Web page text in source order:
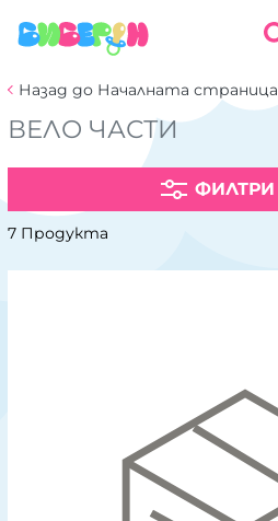
Назад до Началната страница
ВЕЛО ЧАСТИ
ФИЛТРИ
7 Продукта